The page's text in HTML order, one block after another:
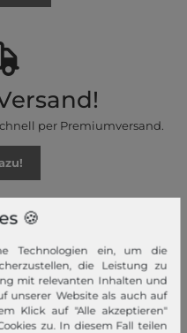
per Premiumversand.
faire Preise, Freundlicher &
🍪
Technologien ein, um die
die Leistung zu
mit relevanten Inhalten und
unserer Website als auch auf
Klick auf "Alle akzeptieren"
zu. In diesem Fall teilen